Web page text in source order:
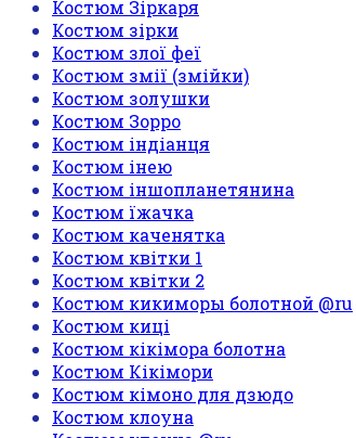
Костюм Зіркаря
Костюм зірки
Костюм злої феї
Костюм змії (змійки)
Костюм золушки
Костюм Зорро
Костюм індіанця
Костюм інею
Костюм іншопланетянина
Костюм їжачка
Костюм каченятка
Костюм квітки 1
Костюм квітки 2
Костюм кикиморы болотной @ru
Костюм киці
Костюм кікімора болотна
Костюм Кікімори
Костюм кімоно для дзюдо
Костюм клоуна